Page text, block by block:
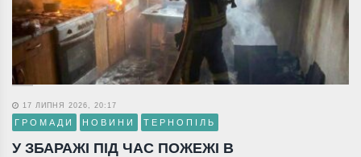
17 ЛИПНЯ 2026, 20:17
ГРОМАДИ НОВИНИ ТЕРНОПІЛЬ
У ЗБАРАЖІ ПІД ЧАС ПОЖЕЖІ В